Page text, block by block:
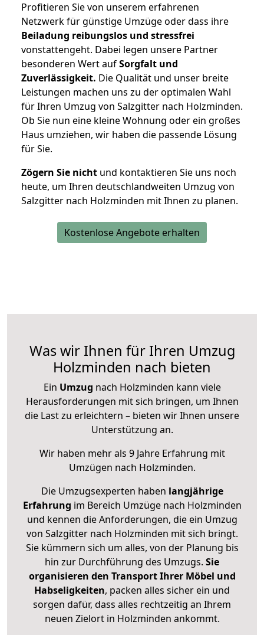
Profitieren Sie von unserem erfahrenen
Netzwerk für günstige Umzüge oder dass ihre
Beiladung reibungslos und stressfrei
vonstattengeht. Dabei legen unsere Partner
besonderen Wert aufSorgfalt und
Zuverlässigkeit. Die Qualität und unser breite
Leistungen machen uns zu der optimalen Wahl
für Ihren Umzug von Salzgitter nach Holzminden.
Ob Sie nun eine kleine Wohnung oder ein großes
Haus umziehen, wir haben die passende Lösung
für Sie.
Zögern Sie nicht und kontaktieren Sie uns noch
heute, um Ihren deutschlandweiten Umzug von
Salzgitter nach Holzminden mit Ihnen zu planen.
Kostenlose Angebote erhalten
Was wir Ihnen für Ihren Umzug
Holzminden nach bieten
Ein Umzug nach Holzminden kann viele
Herausforderungen mit sich bringen, um Ihnen
die Last zu erleichtern – bieten wir Ihnen unsere
Unterstützung an.
Wir haben mehr als 9 Jahre Erfahrung mit
Umzügen nach Holzminden.
Die Umzugsexperten haben langjährige
Erfahrung im Bereich Umzüge nach Holzminden
und kennen die Anforderungen, die ein Umzug
von Salzgitter nach Holzminden mit sich bringt.
Sie kümmern sich um alles, von der Planung bis
hin zur Durchführung des Umzugs. Sie
organisieren den Transport Ihrer Möbel und
Habseligkeiten, packen alles sicher ein und
sorgen dafür, dass alles rechtzeitig an Ihrem
neuen Zielort in Holzminden ankommt.